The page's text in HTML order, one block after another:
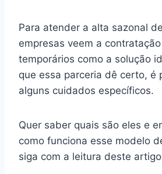
Para atender a alta sazonal
empresas veem a
temporários como a solução
que essa parceria dê certo, é
alguns cuidados específicos.
Quer saber quais são eles e
como funciona esse modelo
siga com a leitura deste